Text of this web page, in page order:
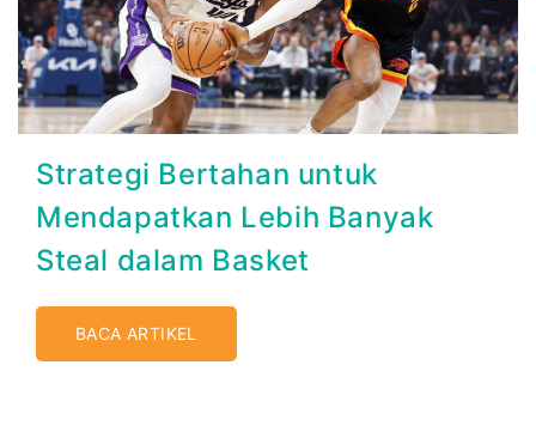
Strategi Bertahan untuk
Mendapatkan Lebih Banyak
Steal dalam Basket
BACA ARTIKEL